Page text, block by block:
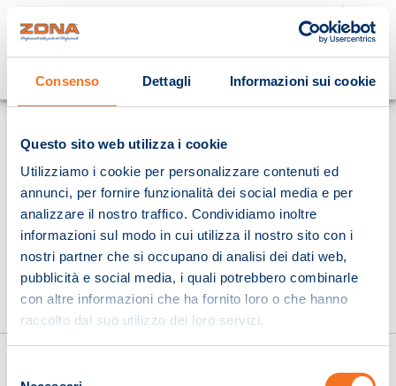
Consenso Dettagli Informazioni sui cookie
Questo sito web utilizza i cookie
Utilizziamo i cookie per personalizzare contenuti ed
annunci, per fornire funzionalità dei social media e per
analizzare il nostro traffico. Condividiamo inoltre
informazioni sul modo in cui utilizza il nostro sito con i
nostri partner che si occupano di analisi dei dati web,
pubblicità e social media, i quali potrebbero combinarle
con altre informazioni che ha fornito loro o che hanno
raccolto dal suo utilizzo dei loro servizi.
Cosa stai cercando?